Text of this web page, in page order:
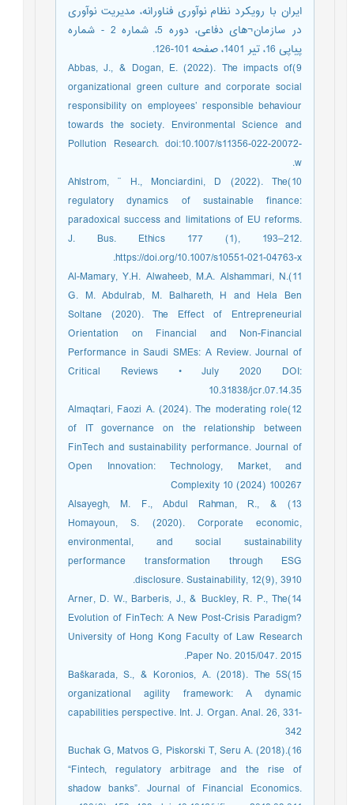
ایران با رویکرد نظام نوآوری فناورانه، مدیریت نوآوری
در سازمان¬های دفاعی، دوره 5، شماره 2 - شماره
پیاپی 16، تیر 1401، صفحه 101-126.
9)Abbas, J., & Dogan, E. (2022). The impacts of
organizational green culture and corporate social
responsibility on employees’ responsible behaviour
towards the society. Environmental Science and
Pollution Research. doi:10.1007/s11356-022-20072-
w.
10)Ahlstrom, ¨ H., Monciardini, D (2022). The
regulatory dynamics of sustainable finance:
paradoxical success and limitations of EU reforms.
J. Bus. Ethics 177 (1), 193–212.
https://doi.org/10.1007/s10551-021-04763-x.
11)Al-Mamary, Y.H. Alwaheeb, M.A. Alshammari, N.
G. M. Abdulrab, M. Balhareth, H and Hela Ben
Soltane (2020). The Effect of Entrepreneurial
Orientation on Financial and Non-Financial
Performance in Saudi SMEs: A Review. Journal of
Critical Reviews • July 2020 DOI:
10.31838/jcr.07.14.35
12)Almaqtari, Faozi A. (2024). The moderating role
of IT governance on the relationship between
FinTech and sustainability performance. Journal of
Open Innovation: Technology, Market, and
Complexity 10 (2024) 100267
13) Alsayegh, M. F., Abdul Rahman, R., &
Homayoun, S. (2020). Corporate economic,
environmental, and social sustainability
performance transformation through ESG
disclosure. Sustainability, 12(9), 3910.
14)Arner, D. W., Barberis, J., & Buckley, R. P., The
Evolution of FinTech: A New Post-Crisis Paradigm?
University of Hong Kong Faculty of Law Research
Paper No. 2015/047. 2015.
15)Baškarada, S., & Koronios, A. (2018). The 5S
organizational agility framework: A dynamic
capabilities perspective. Int. J. Organ. Anal. 26, 331-
342
16)Buchak G, Matvos G, Piskorski T, Seru A. (2018).
“Fintech, regulatory arbitrage and the rise of
shadow banks”. Journal of Financial Economics.